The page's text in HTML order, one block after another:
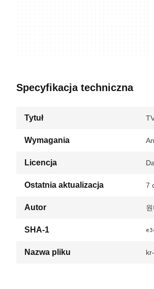
Specyfikacja techniczna
Tytuł
Wymagania
Licencja
Ostatnia aktualizacja 7
Autor
SHA-1
Nazwa pliku